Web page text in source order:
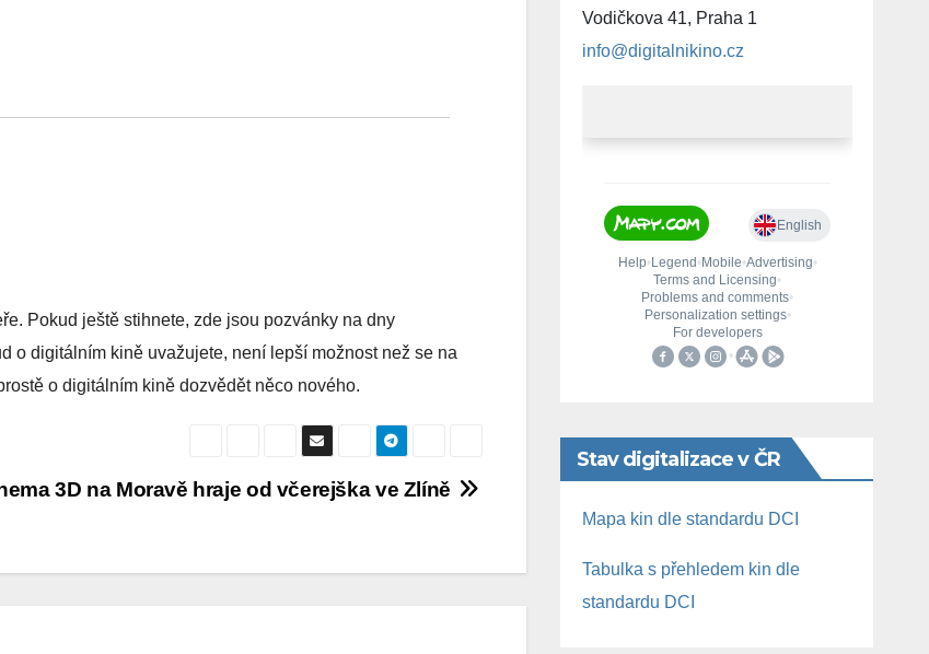
Pokud ještě stihnete, zde jsou pozvánky na dny
o digitálním kině uvažujete, není lepší možnost než se na
o digitálním kině dozvědět něco nového.
3D na Moravě hraje od včerejška ve Zlíně
Vodičkova 41, Praha 1
info@digitalnikino.cz
Stav digitalizace v ČR
Mapa kin dle standardu DCI
Tabulka s přehledem kin dle
standardu DCI